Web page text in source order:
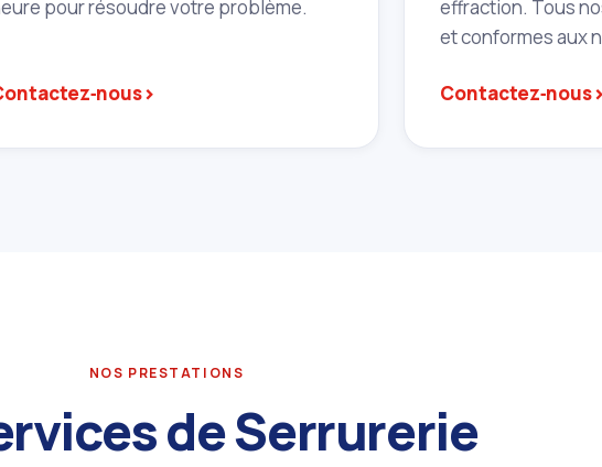
pour résoudre votre problème.
›
effraction. Tous
et conformes aux
Contactez‑nous›
NOS PRESTATIONS
de Serrurerie